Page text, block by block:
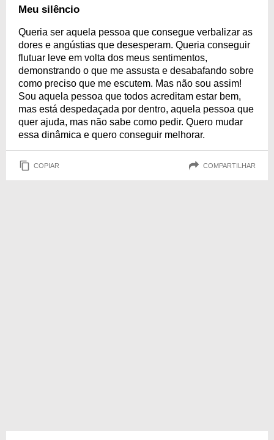
Meu silêncio
Queria ser aquela pessoa que consegue verbalizar as
dores e angústias que desesperam. Queria conseguir
flutuar leve em volta dos meus sentimentos,
demonstrando o que me assusta e desabafando sobre
como preciso que me escutem. Mas não sou assim!
Sou aquela pessoa que todos acreditam estar bem,
mas está despedaçada por dentro, aquela pessoa que
quer ajuda, mas não sabe como pedir. Quero mudar
essa dinâmica e quero conseguir melhorar.
COPIAR COMPARTILHAR